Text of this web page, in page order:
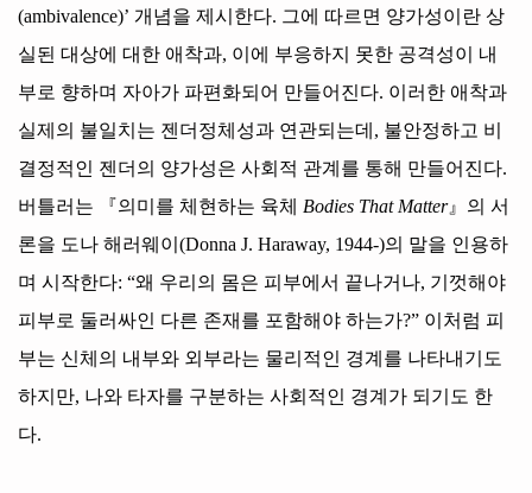
(ambivalence)’ 개념을 제시한다. 그에 따르면 양가성이란 상
실된 대상에 대한 애착과, 이에 부응하지 못한 공격성이 내
부로 향하며 자아가 파편화되어 만들어진다. 이러한 애착과
실제의 불일치는 젠더정체성과 연관되는데 , 불안정하고 비
결정적인 젠더의 양가성은 사회적 관계를 통해 만들어진다.
버틀러는
『의미를 체현하는 육체 Bodies That Matter』 의 서
론을 도나 해러웨이 (Donna J. Haraway, 1944-)의 말을 인용하
며 시작한다: “왜 우리의 몸은 피부에서 끝나거나, 기껏해야
피부로 둘러싸인 다른 존재를 포함해야 하는가?” 이처럼 피
부는 신체의 내부와 외부라는 물리적인 경계를 나타내기도
하지만, 나와 타자를 구분하는 사회적인 경계가 되기도 한
다.